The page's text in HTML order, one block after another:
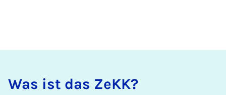
Was ist das ZeKK?